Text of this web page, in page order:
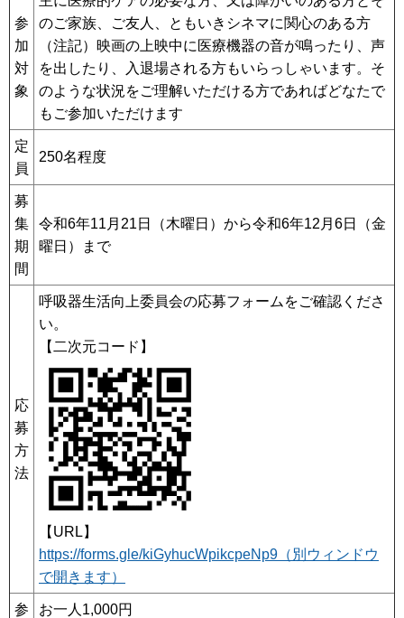
参
加
対
象
のご家族、ご友人、ともいきシネマに関心のある方
（注記）映画の上映中に医療機器の音が鳴ったり、声
を出したり、入退場される方もいらっしゃいます。そ
のような状況をご理解いただける方であればどなたで
もご参加いただけます
定
員
250名程度
募
集
期
間
令和6年11月21日（木曜日）から令和6年12月6日（金
曜日）まで
応
募
方
法
呼吸器生活向上委員会の応募フォームをご確認くださ
い。
【二次元コード】
【URL】
https://forms.gle/kiGyhucWpikcpeNp9（別ウィンドウ
で開きます）
参
お一人1,000円